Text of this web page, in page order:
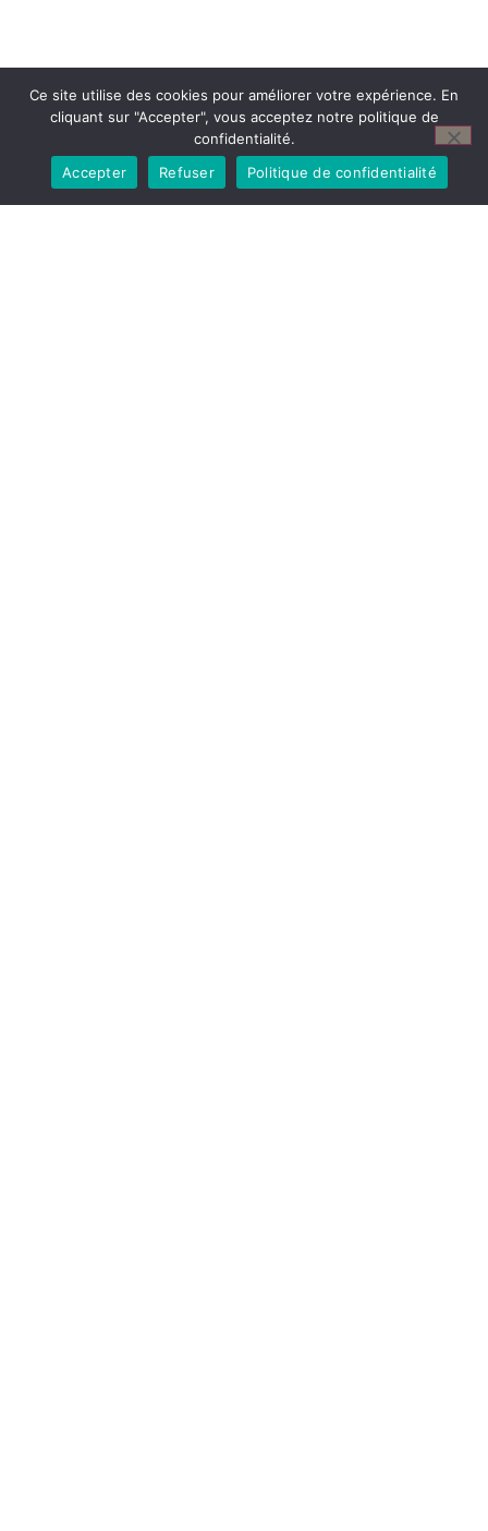
Ce site utilise des cookies pour améliorer votre expérience. En
cliquant sur "Accepter", vous acceptez notre politique de
confidentialité.
Accepter
Refuser Politique de confidentialité